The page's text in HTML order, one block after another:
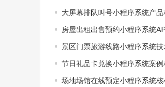
大屏幕排队叫号小程序系统产
房屋出租出售预约小程序系统
景区门票旅游线路小程序系统
节日礼品卡兑换小程序系统案
场地场馆在线预定小程序系统